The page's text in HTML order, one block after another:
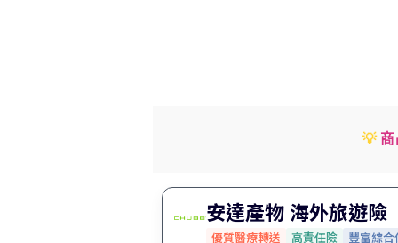
💡
安達產物 海外旅遊險
優質醫療轉送 高責任險 豐富綜合